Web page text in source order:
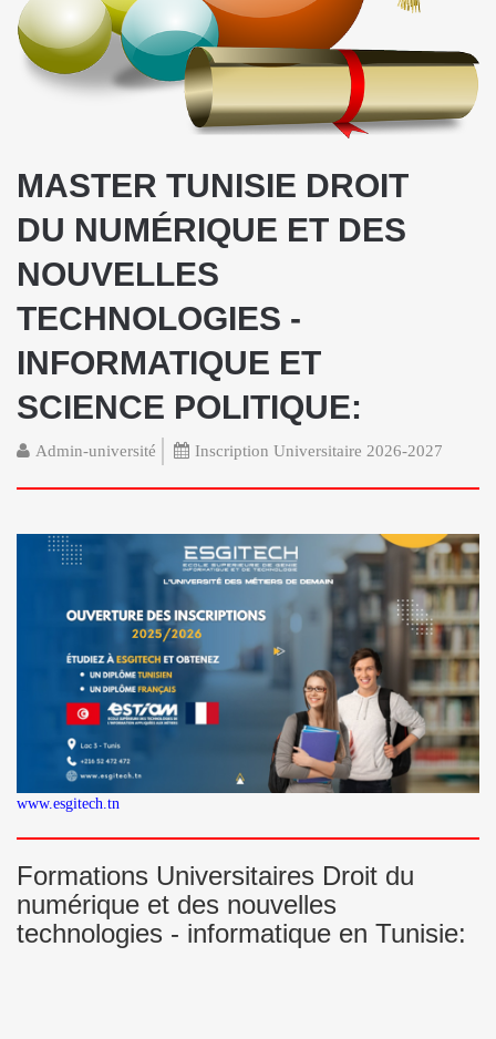
MASTER TUNISIE DROIT
DU NUMÉRIQUE ET DES
NOUVELLES
TECHNOLOGIES -
INFORMATIQUE ET
SCIENCE POLITIQUE:
Admin-université Inscription Universitaire 2026-2027
www.esgitech.tn
Formations Universitaires Droit du
numérique et des nouvelles
technologies - informatique en Tunisie: